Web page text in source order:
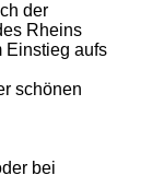
der
Rheins
Einstieg aufs
schönen
bei